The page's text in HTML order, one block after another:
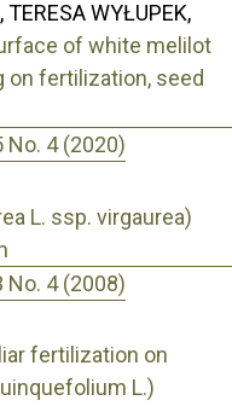
WYŁUPEK,
of white melilot
on fertilization, seed
No. 4 (2020)
L. ssp. virgaurea)
No. 4 (2008)
fertilization on
L.)